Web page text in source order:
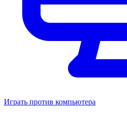
Играть против компьютера